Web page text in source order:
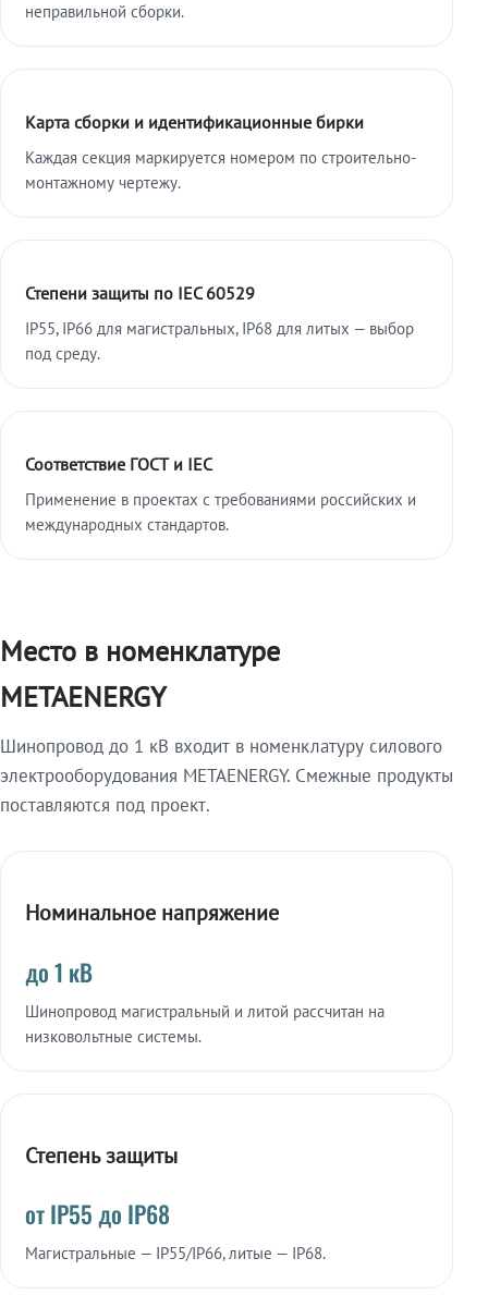
неправильной сборки.
Карта сборки и идентификационные бирки
Каждая секция маркируется номером по строительно-
монтажному чертежу.
Степени защиты по IEC 60529
IP55, IP66 для магистральных, IP68 для литых — выбор
под среду.
Соответствие ГОСТ и IEC
Применение в проектах с требованиями российских и
международных стандартов.
Место в номенклатуре
METAENERGY
Шинопровод до 1 кВ входит в номенклатуру силового
электрооборудования METAENERGY. Смежные продукты
поставляются под проект.
Номинальное напряжение
до 1 кВ
Шинопровод магистральный и литой рассчитан на
низковольтные системы.
Степень защиты
от IP55 до IP68
Магистральные — IP55/IP66, литые — IP68.